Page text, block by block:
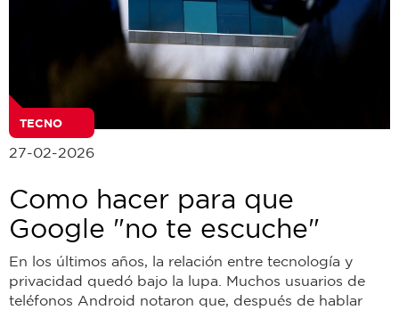
TECNO
27-02-2026
Como hacer para que
Google "no te escuche"
En los últimos años, la relación entre tecnología y
privacidad quedó bajo la lupa. Muchos usuarios de
teléfonos Android notaron que, después de hablar